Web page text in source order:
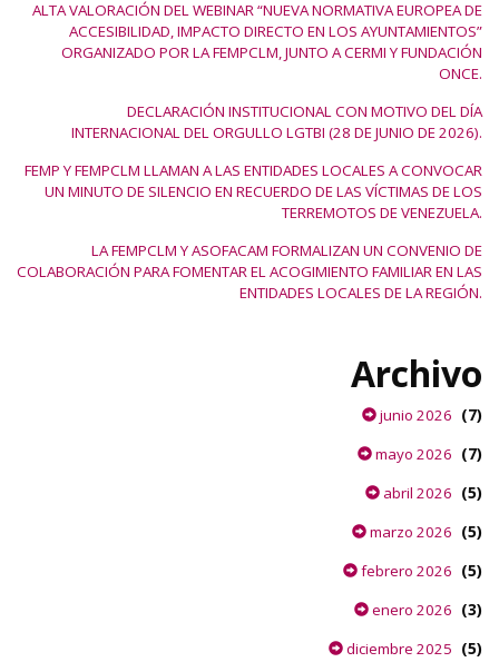
ALTA VALORACIÓN DEL WEBINAR “NUEVA NORMATIVA EUROPEA DE
ACCESIBILIDAD, IMPACTO DIRECTO EN LOS AYUNTAMIENTOS”
ORGANIZADO POR LA FEMPCLM, JUNTO A CERMI Y FUNDACIÓN
ONCE.
DECLARACIÓN INSTITUCIONAL CON MOTIVO DEL DÍA
INTERNACIONAL DEL ORGULLO LGTBI (28 DE JUNIO DE 2026).
FEMP Y FEMPCLM LLAMAN A LAS ENTIDADES LOCALES A CONVOCAR
UN MINUTO DE SILENCIO EN RECUERDO DE LAS VÍCTIMAS DE LOS
TERREMOTOS DE VENEZUELA.
LA FEMPCLM Y ASOFACAM FORMALIZAN UN CONVENIO DE
COLABORACIÓN PARA FOMENTAR EL ACOGIMIENTO FAMILIAR EN LAS
ENTIDADES LOCALES DE LA REGIÓN.
Archivo
junio 2026 (7)
mayo 2026 (7)
abril 2026 (5)
marzo 2026 (5)
febrero 2026 (5)
enero 2026 (3)
diciembre 2025 (5)